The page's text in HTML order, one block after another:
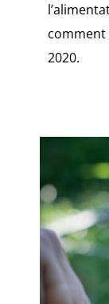
comment
2020.